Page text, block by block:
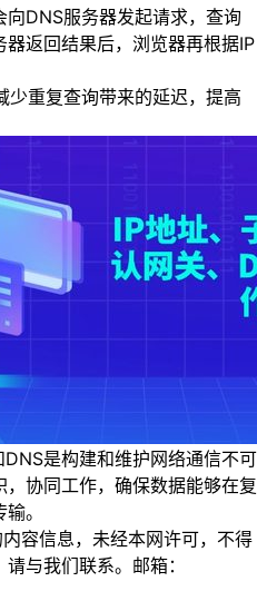
DNS服务器发起请求，查询
返回结果后，浏览器再根据IP
少重复查询带来的延迟，提高
是构建和维护网络通信不可
协同工作，确保数据能够在复
。
内容信息，未经本网许可，不得
与我们联系。邮箱：